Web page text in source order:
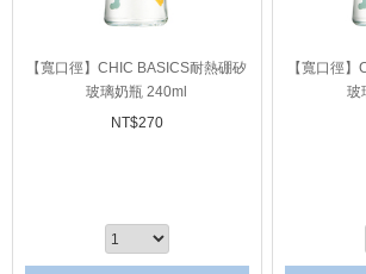
【寬口徑】CHIC BASICS耐熱硼矽
玻璃奶瓶 240ml
NT$270
【寬口徑
玻